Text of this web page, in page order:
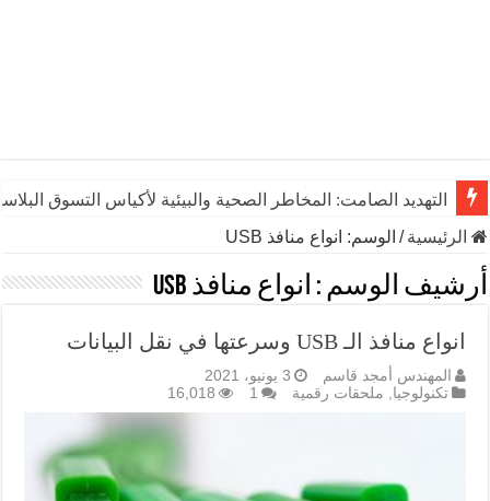
التهديد الصامت: المخاطر الصحية والبيئية لأكياس التسوق
الرئيسية/ الوسم: انواع منافذ USB
أرشيف الوسم : انواع منافذ USB
انواع منافذ الـ USB وسرعتها في نقل البيانات
المهندس أمجد قاسم
3 يونيو، 2021
تكنولوجيا, ملحقات رقمية 1
16,018